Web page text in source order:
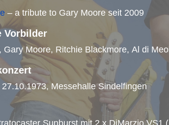
– a tribute to Gary Moore seit 2009
Vorbilder
Gary Moore, Ritchie Blackmore, Al di
Messehalle Sindelfingen
Sunburst mit 2 x DiMarzio VS1